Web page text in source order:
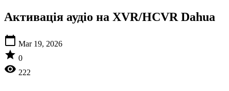
Активація аудіо на XVR/HCVR Dahua
calendar_today Mar 19, 2026
star 0
visibility 222